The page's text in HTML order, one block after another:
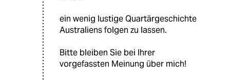
ein wenig lustige Quartärgeschichte
Australiens folgen zu lassen.
Bitte bleiben Sie bei Ihrer
vorgefassten Meinung über mich!